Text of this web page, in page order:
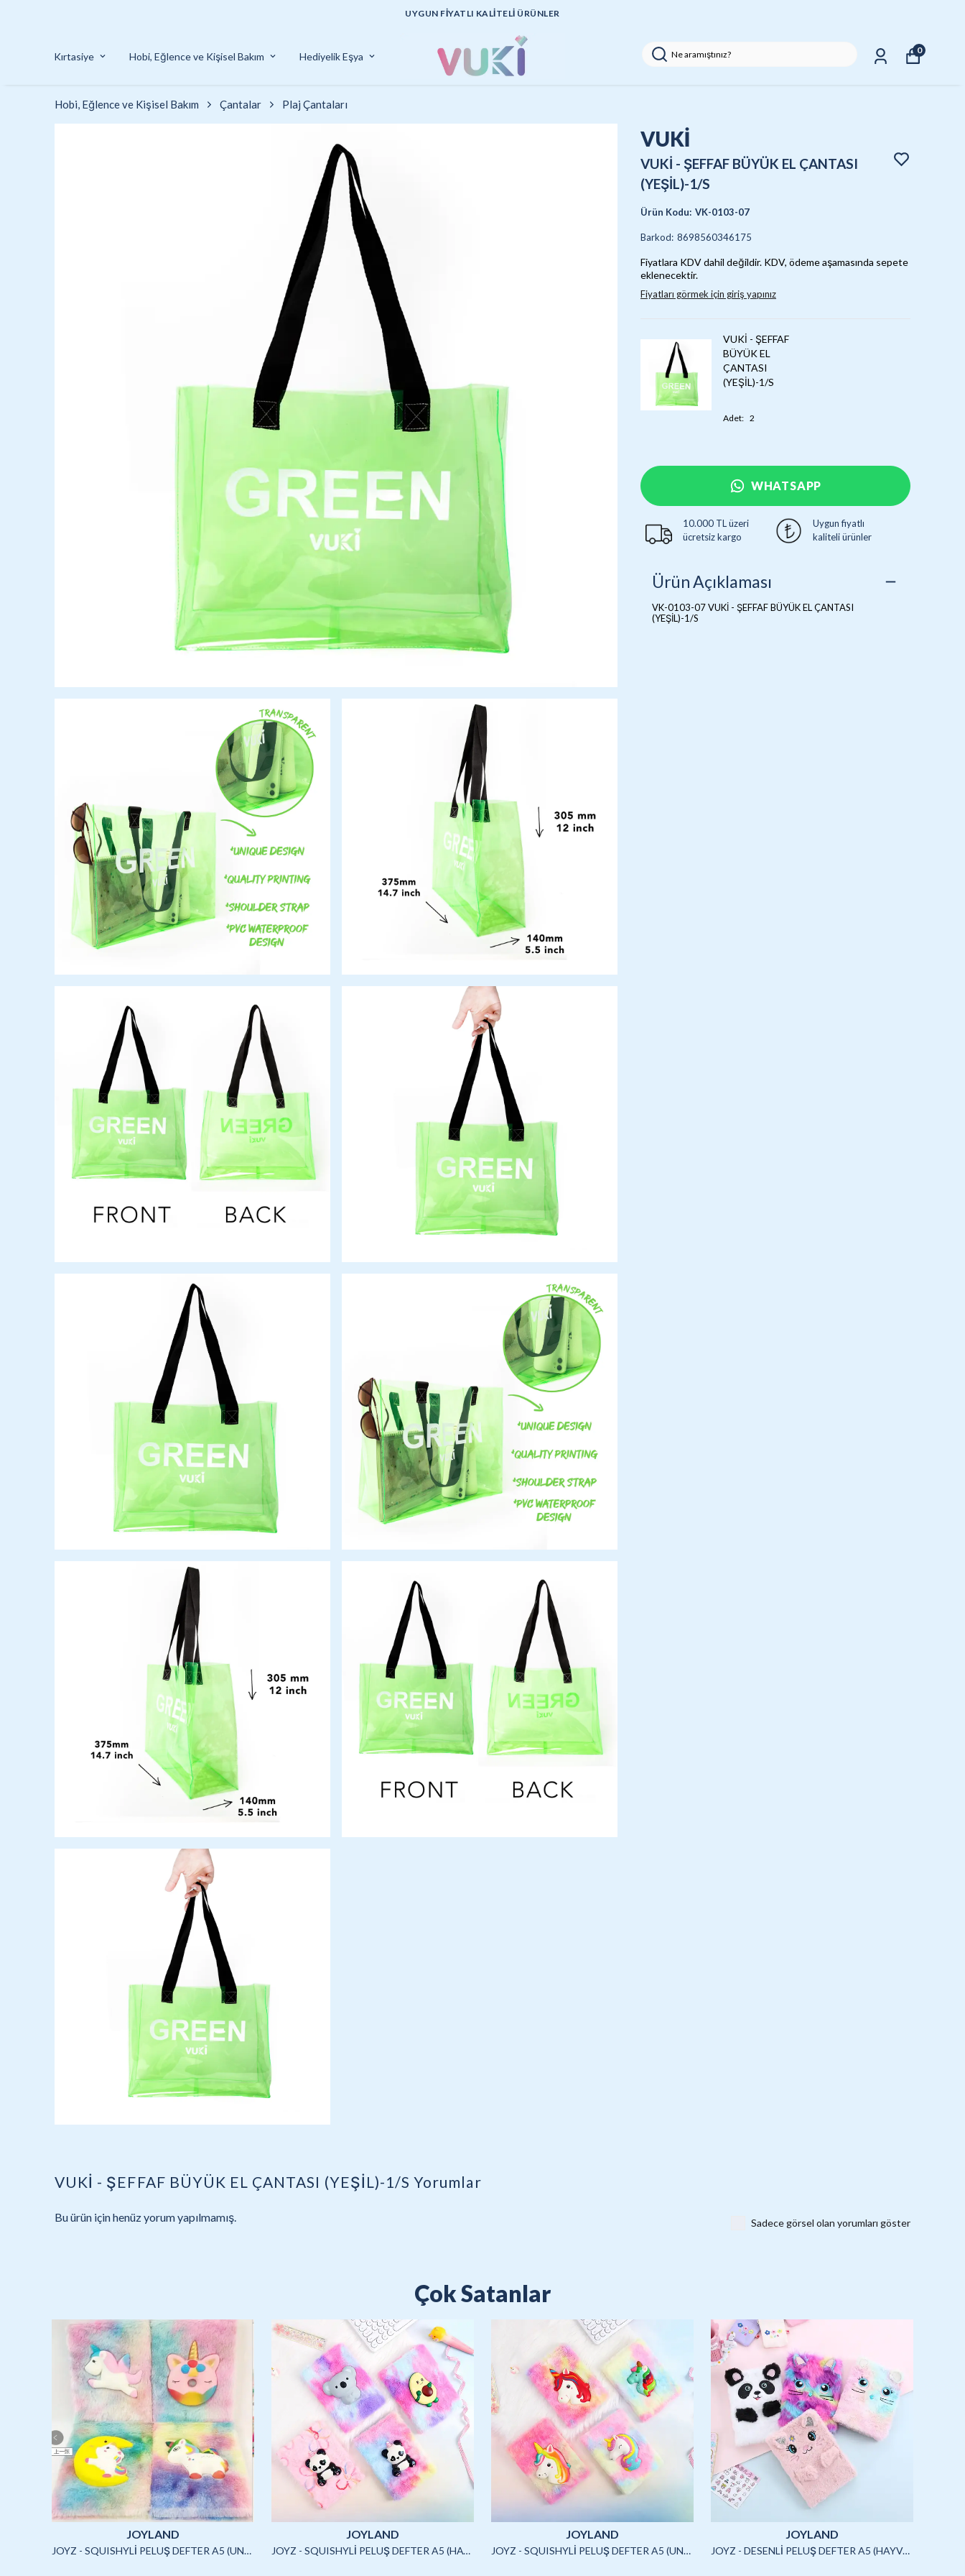
UYGUN FİYATLI KALİTELİ ÜRÜNLER
Kırtasiye Hobi, Eğlence ve Kişisel Bakım Hediyelik Eşya
0
Hobi, Eğlence ve Kişisel Bakım Çantalar Plaj Çantaları
VUKİ
VUKİ - ŞEFFAF BÜYÜK EL ÇANTASI
(YEŞİL)-1/S
Ürün Kodu: VK-0103-07
Barkod: 8698560346175
Fiyatlara KDV dahil değildir. KDV, ödeme aşamasında sepete
eklenecektir.
Fiyatları görmek için giriş yapınız
VUKİ - ŞEFFAF
BÜYÜK EL
ÇANTASI
(YEŞİL)-1/S
Adet: 2
WHATSAPP
10.000 TL üzeri
ücretsiz kargo
Uygun fiyatlı
kaliteli ürünler
Ürün Açıklaması
VK-0103-07 VUKİ - ŞEFFAF BÜYÜK EL ÇANTASI
(YEŞİL)-1/S
VUKİ - ŞEFFAF BÜYÜK EL ÇANTASI (YEŞİL)-1/S Yorumlar
Bu ürün için henüz yorum yapılmamış. Sadece görsel olan yorumları göster
Çok Satanlar
JOYLAND
JOYZ - SQUISHYLİ PELUŞ DEFTER A5 (UNICORN2)-4/S
JOYLAND
JOYZ - SQUISHYLİ PELUŞ DEFTER A5 (HAYVANLAR)-4/S
JOYLAND
JOYZ - SQUISHYLİ PELUŞ DEFTER A5 (UNICORN)-4/S
JOYLAND
JOYZ - DESENLİ PELUŞ DEFTER A5 (HAYVANLAR)-3/S